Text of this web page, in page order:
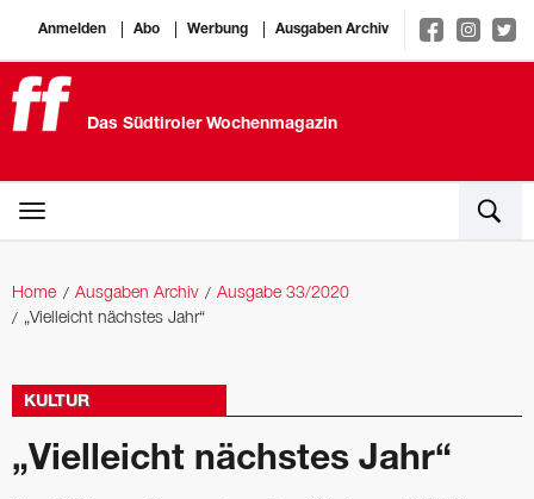
Anmelden Abo Werbung Ausgaben Archiv
Das Südtiroler Wochenmagazin
Home Ausgaben Archiv
Ausgabe 33/2020
„Vielleicht nächstes Jahr“
KULTUR
„Vielleicht nächstes Jahr“